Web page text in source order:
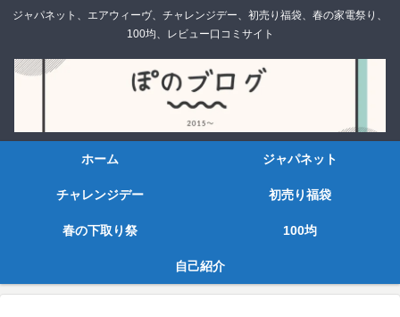
ジャパネット、エアウィーヴ、チャレンジデー、初売り福袋、春の家電祭り、
100均、レビュー口コミサイト
ホーム ジャパネット
チャレンジデー 初売り福袋
春の下取り祭 100均
自己紹介